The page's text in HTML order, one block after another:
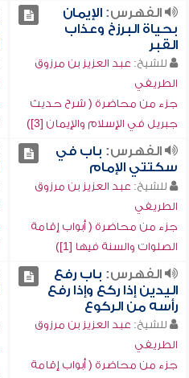
الفهرس:الإيمان
بحياة البرزخ وعذاب
القبر
للشيخ: عبد العزيز بن مرزوق
الطريفي
جزء من محاضرة ( شرح حديث
جبريل في الإسلام والإيمان [3])
الفهرس: باب في
سكتتي الإمام
للشيخ: عبد العزيز بن مرزوق
الطريفي
جزء من محاضرة ( أبواب إقامة
الصلوات والسنة فيها [1])
الفهرس: باب رفع
اليدين إذا ركع وإذا رفع
رأسه من الركوع
للشيخ: عبد العزيز بن مرزوق
الطريفي
جزء من محاضرة ( أبواب إقامة